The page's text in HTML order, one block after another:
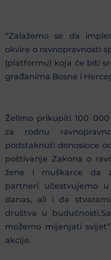
“Zalažemo se da
okvire o ravnopravnosti
(platformu) koja će biti
građanima Bosne i
Želimo prikupiti 100
za rodnu
podstaknuti donosioce
poštivanje Zakona o
žene i muškarce da
partneri učestvujemo
danas, ali i da
društva u
možemo mijenjati
akcije.